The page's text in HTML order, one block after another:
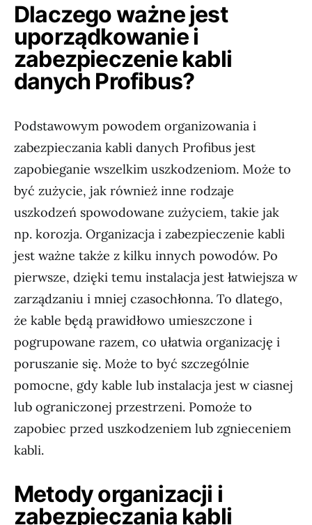
Dlaczego ważne jest
uporządkowanie i
zabezpieczenie kabli
danych Profibus?
Podstawowym powodem organizowania i
zabezpieczania kabli danych Profibus jest
zapobieganie wszelkim uszkodzeniom. Może to
być zużycie, jak również inne rodzaje
uszkodzeń spowodowane zużyciem, takie jak
np. korozja. Organizacja i zabezpieczenie kabli
jest ważne także z kilku innych powodów. Po
pierwsze, dzięki temu instalacja jest łatwiejsza w
zarządzaniu i mniej czasochłonna. To dlatego,
że kable będą prawidłowo umieszczone i
pogrupowane razem, co ułatwia organizację i
poruszanie się. Może to być szczególnie
pomocne, gdy kable lub instalacja jest w ciasnej
lub ograniczonej przestrzeni. Pomoże to
zapobiec przed uszkodzeniem lub zgnieceniem
kabli.
Metody organizacji i
zabezpieczania kabli